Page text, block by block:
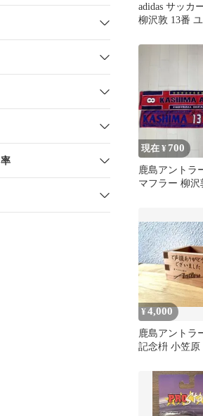
adidas サッカ
柳沢敦 13番 ユ
現在 ¥ 700
鹿島アントラ
マフラー 柳
¥4,000
鹿島アントラ
記念枡 小笠原